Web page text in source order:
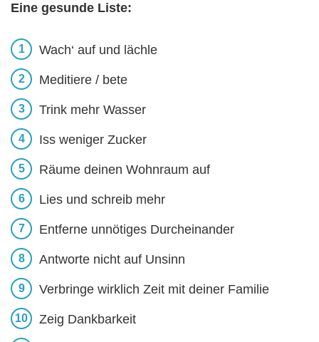
Eine gesunde Liste:
Wach‘ auf und lächle
Meditiere / bete
Trink mehr Wasser
Iss weniger Zucker
Räume deinen Wohnraum auf
Lies und schreib mehr
Entferne unnötiges Durcheinander
Antworte nicht auf Unsinn
Verbringe wirklich Zeit mit deiner Familie
Zeig Dankbarkeit